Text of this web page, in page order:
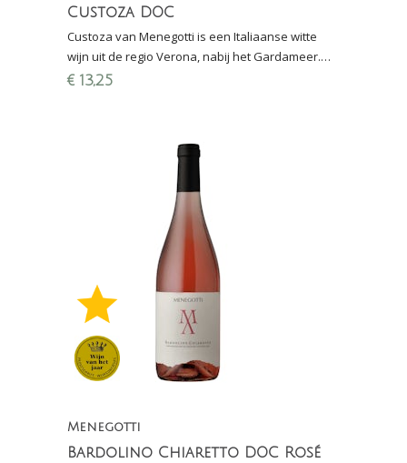
Custoza DOC
Custoza van Menegotti is een Italiaanse witte
wijn uit de regio Verona, nabij het Gardameer.
Gemaakt van Cortese en Garganega. Perswijn:
€ 13,25
Menegotti
Bardolino Chiaretto DOC Rosé